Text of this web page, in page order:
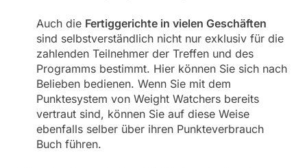
Auch die Fertiggerichte in vielen Geschäften
sind selbstverständlich nicht nur exklusiv für die
zahlenden Teilnehmer der Treffen und des
Programms bestimmt. Hier können Sie sich nach
Belieben bedienen. Wenn Sie mit dem
Punktesystem von Weight Watchers bereits
vertraut sind, können Sie auf diese Weise
ebenfalls selber über ihren Punkteverbrauch
Buch führen.